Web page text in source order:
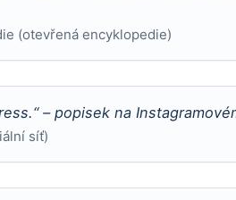
(otevřená encyklopedie)
– popisek na
síť)